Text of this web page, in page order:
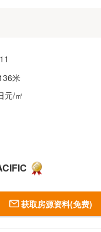
米
元/㎡
获取房源资料(免费)